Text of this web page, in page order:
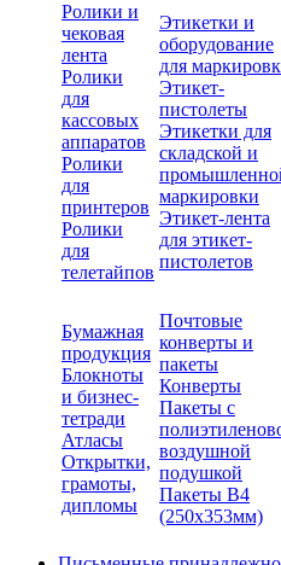
Ролики и
чековая
лента
Ролики
для
кассовых
аппаратов
Ролики
для
принтеров
Ролики
для
телетайпов
Этикетки и
оборудование
для
Этикет-
пистолеты
Этикетки для
складской и
маркировки
Этикет-лента
для этикет-
пистолетов
Бумажная
продукция
Блокноты
и бизнес-
тетради
Атласы
Открытки,
грамоты,
дипломы
Почтовые
конверты и
пакеты
Конверты
Пакеты с
воздушной
подушкой
Пакеты В4
(250х353мм)